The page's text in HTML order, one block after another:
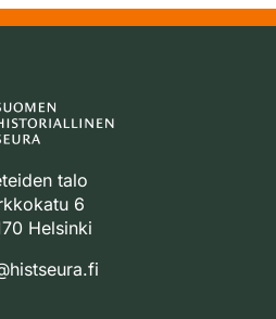
talo
6
Helsinki